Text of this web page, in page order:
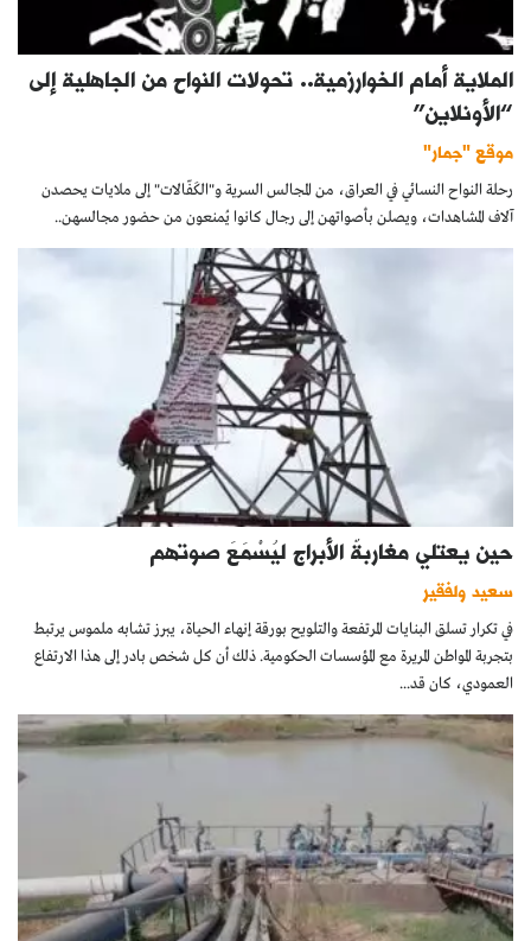
الملاية أمام الخوارزمية.. تحولات النواح من الجاهلية إلى
“الأونلاين”
موقع "جمار"
رحلة النواح النسائي في العراق، من المجالس السرية و"الكَفّالات" إلى ملايات يحصدن
آلاف المشاهدات، ويصلن بأصواتهن إلى رجال كانوا يُمنعون من حضور مجالسهن..
حين يعتلي مغاربةٌ الأبراج ليُسْمَعَ صوتهم
سعيد ولفقير
في تكرار تسلق البنايات المرتفعة والتلويح بورقة إنهاء الحياة، يبرز تشابه ملموس يرتبط
بتجربة المواطن المريرة مع المؤسسات الحكومية. ذلك أن كل شخص بادر إلى هذا الارتفاع
العمودي، كان قد...